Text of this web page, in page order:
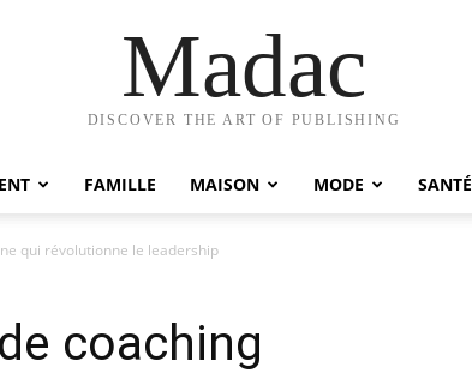
Madac
DISCOVER THE ART OF PUBLISHING
FAMILLE MAISON MODE SANTÉ
qui révolutionne le leadership
coaching